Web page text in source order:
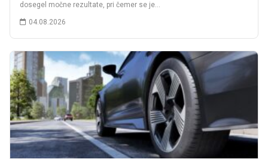
dosegel močne rezultate, pri čemer se je…
04.08.2026